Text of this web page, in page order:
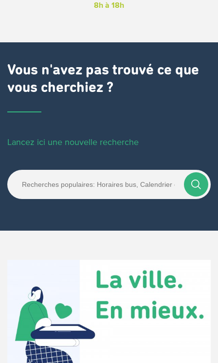
8h à 18h
Vous n'avez pas trouvé ce que
vous cherchiez ?
Lancez ici une nouvelle recherche